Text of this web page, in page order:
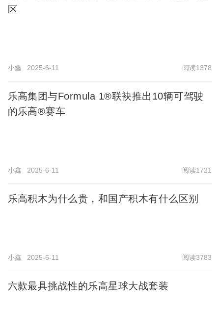
区
小鑫 2025-6-11 阅读1378
乐高集团与Formula 1®联袂推出10辆可驾驶
的乐高®赛车
小鑫 2025-6-11 阅读1721
乐高积木为什么贵，和国产积木有什么区别
小鑫 2025-6-11 阅读3783
六款最具挑战性的乐高星球大战套装